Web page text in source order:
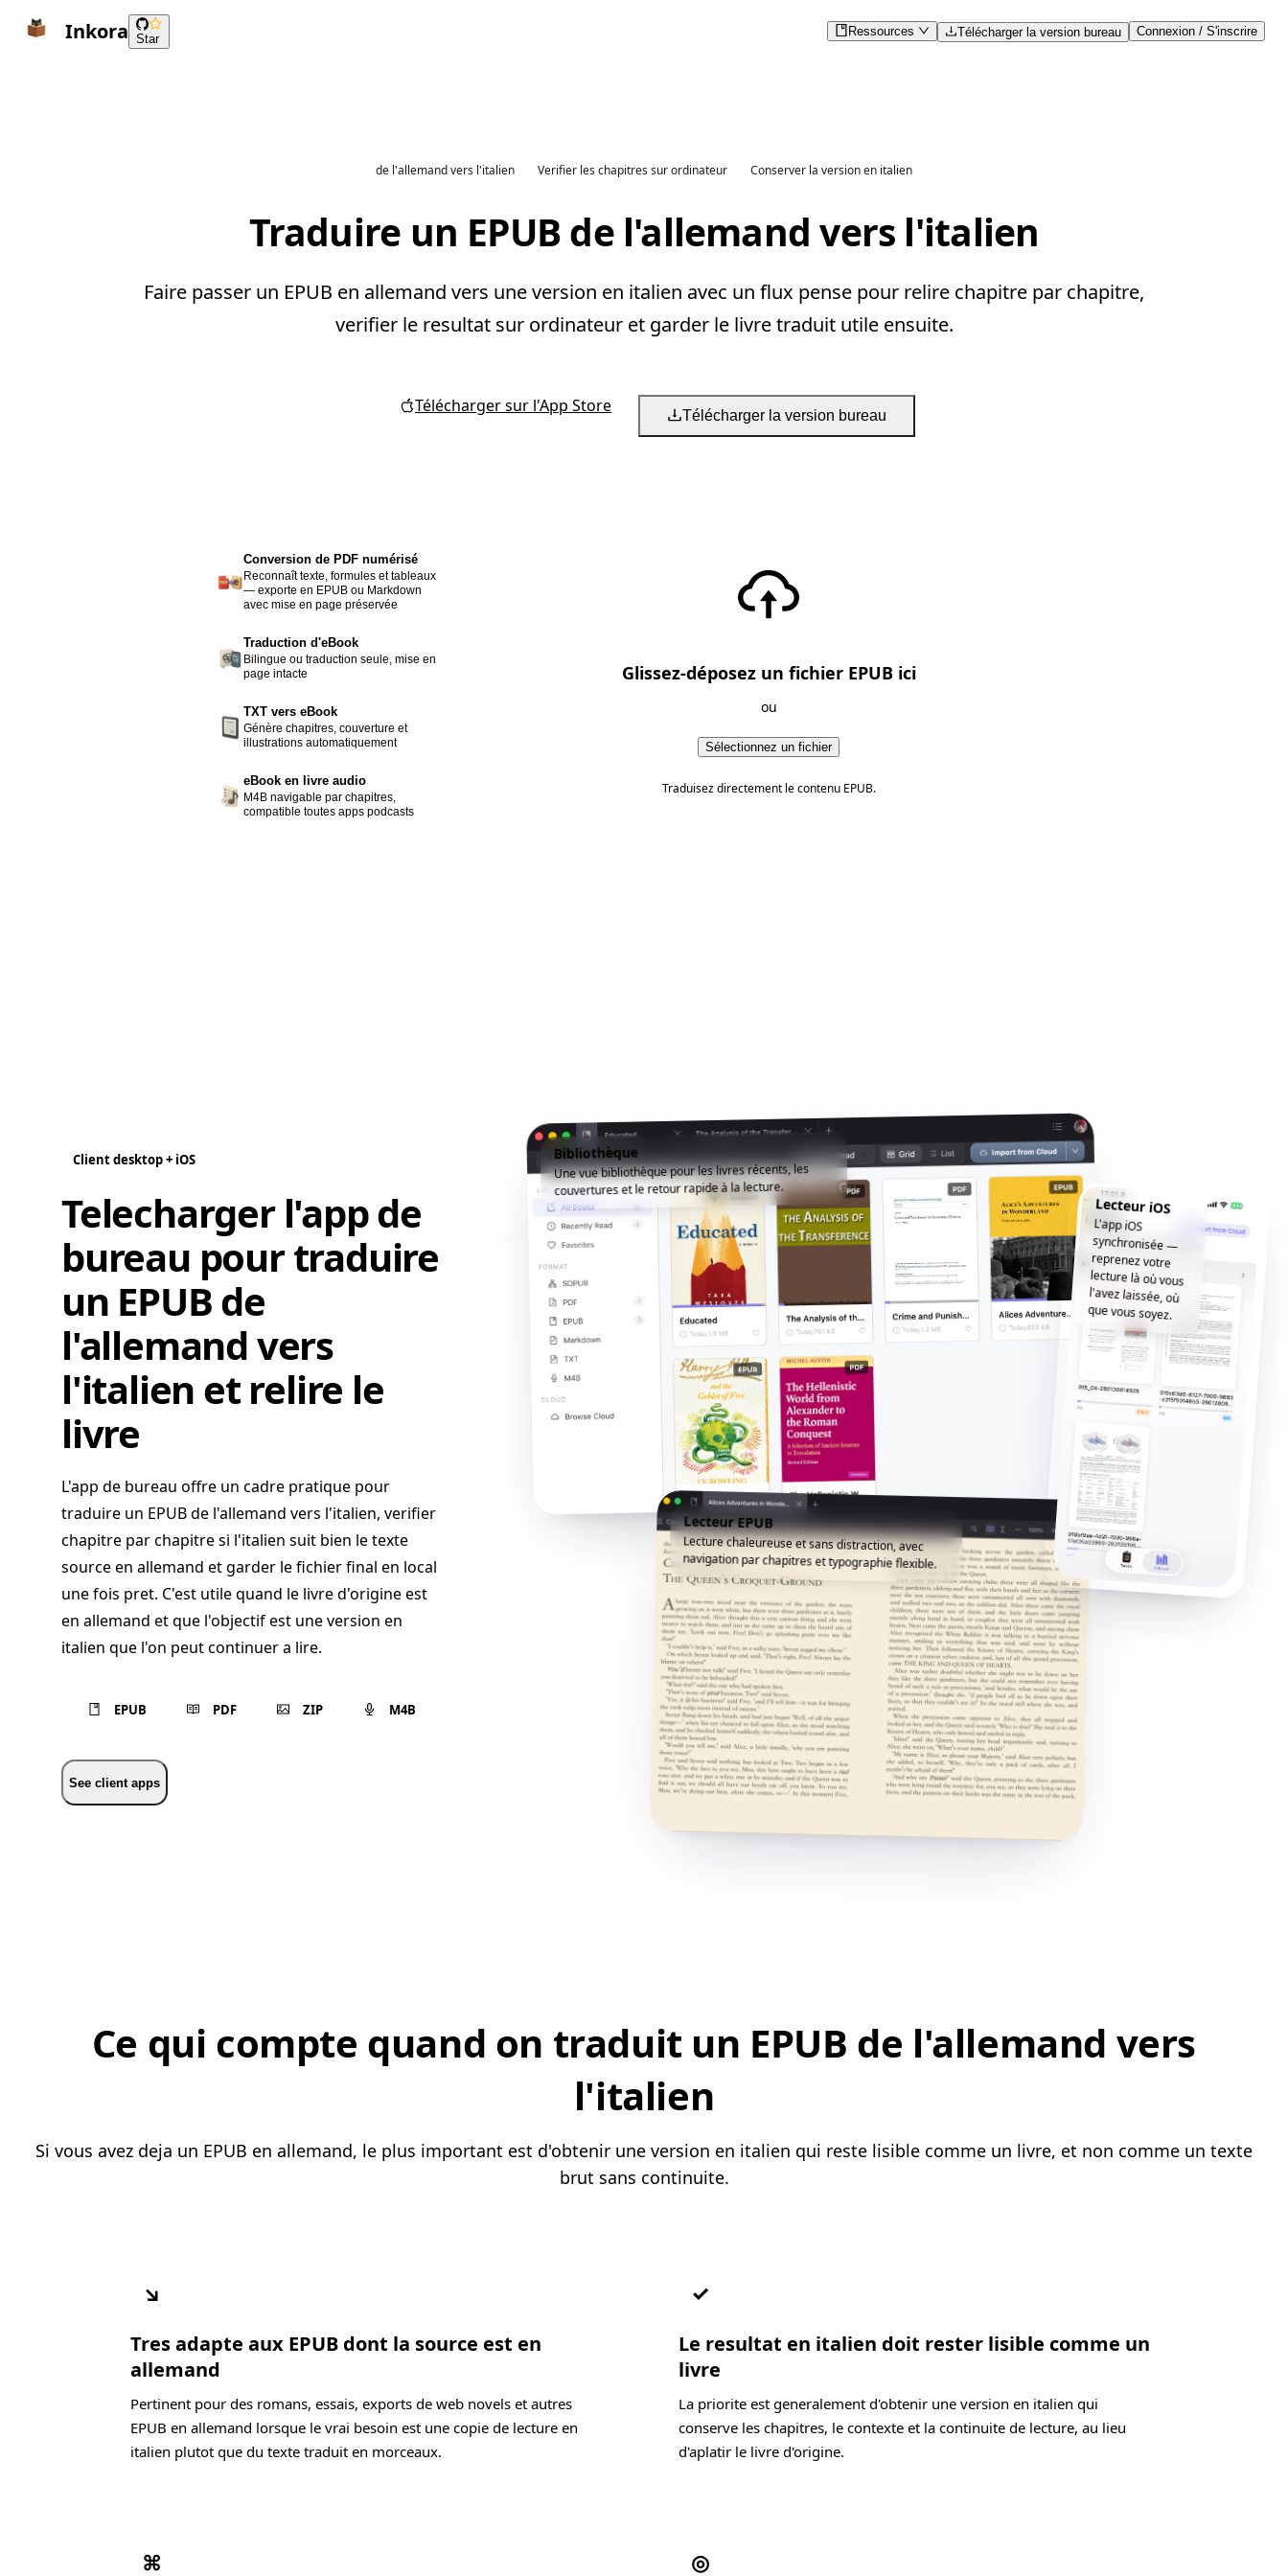
Inkora Star
Ressources Télécharger la version bureau Connexion / S'inscrire
de l'allemand vers l'italien Verifier les chapitres sur ordinateur Conserver la version en italien
Traduire un EPUB de l'allemand vers l'italien
Faire passer un EPUB en allemand vers une version en italien avec un flux pense pour relire chapitre par chapitre,
verifier le resultat sur ordinateur et garder le livre traduit utile ensuite.
Télécharger sur l'App Store Télécharger la version bureau
Conversion de PDF numérisé
Reconnaît texte, formules et tableaux
— exporte en EPUB ou Markdown
avec mise en page préservée
Traduction d'eBook
Bilingue ou traduction seule, mise en
page intacte
TXT vers eBook
Génère chapitres, couverture et
illustrations automatiquement
eBook en livre audio
M4B navigable par chapitres,
compatible toutes apps podcasts
Glissez-déposez un fichier EPUB ici
ou
Sélectionnez un fichier
Traduisez directement le contenu EPUB.
Client desktop + iOS
Telecharger l'app de
bureau pour traduire
un EPUB de
l'allemand vers
l'italien et relire le
livre
L'app de bureau offre un cadre pratique pour
traduire un EPUB de l'allemand vers l'italien, verifier
chapitre par chapitre si l'italien suit bien le texte
source en allemand et garder le fichier final en local
une fois pret. C'est utile quand le livre d'origine est
en allemand et que l'objectif est une version en
italien que l'on peut continuer a lire.
EPUB PDF ZIP M4B
See client apps
Bibliothèque
Une vue bibliothèque pour les livres récents, les
couvertures et le retour rapide à la lecture.
Lecteur EPUB
Lecture chaleureuse et sans distraction, avec
navigation par chapitres et typographie flexible.
Lecteur iOS
L'app iOS
synchronisée —
reprenez votre
lecture là où vous
l'avez laissée, où
que vous soyez.
Ce qui compte quand on traduit un EPUB de l'allemand vers
l'italien
Si vous avez deja un EPUB en allemand, le plus important est d'obtenir une version en italien qui reste lisible comme un livre, et non comme un texte
brut sans continuite.
↘
Tres adapte aux EPUB dont la source est en
allemand
Pertinent pour des romans, essais, exports de web novels et autres
EPUB en allemand lorsque le vrai besoin est une copie de lecture en
italien plutot que du texte traduit en morceaux.
✓
Le resultat en italien doit rester lisible comme un
livre
La priorite est generalement d'obtenir une version en italien qui
conserve les chapitres, le contexte et la continuite de lecture, au lieu
d'aplatir le livre d'origine.
⌘ ◎